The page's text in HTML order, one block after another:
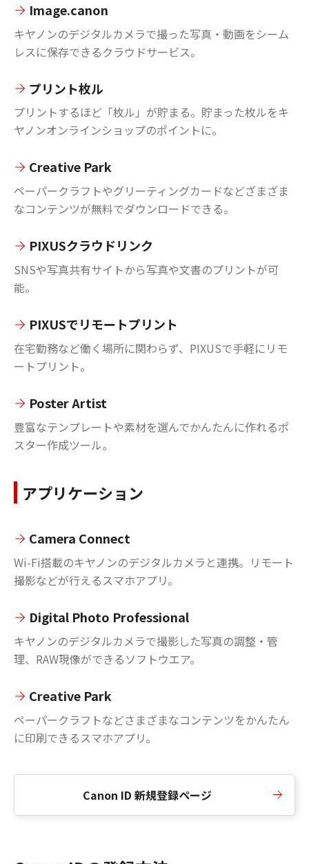
Image.canon
キヤノンのデジタルカメラで撮った写真・動画をシーム
レスに保存できるクラウドサービス。
プリント枚ル
プリントするほど「枚ル」が貯まる。貯まった枚ルをキ
ヤノンオンラインショップのポイントに。
Creative Park
ペーパークラフトやグリーティングカードなどざまざま
なコンテンツが無料でダウンロードできる。
PIXUSクラウドリンク
SNSや写真共有サイトから写真や文書のプリントが可
能。
PIXUSでリモートプリント
在宅勤務など働く場所に関わらず、PIXUSで手軽にリモ
ートプリント。
Poster Artist
豊富なテンプレートや素材を選んでかんたんに作れるポ
スター作成ツール。
アプリケーション
Camera Connect
Wi-Fi搭載のキヤノンのデジタルカメラと連携。リモート
撮影などが行えるスマホアプリ。
Digital Photo Professional
キヤノンのデジタルカメラで撮影した写真の調整・管
理、RAW現像ができるソフトウエア。
Creative Park
ペーパークラフトなどさまざまなコンテンツをかんたん
に印刷できるスマホアプリ。
Canon ID 新規登録ページ